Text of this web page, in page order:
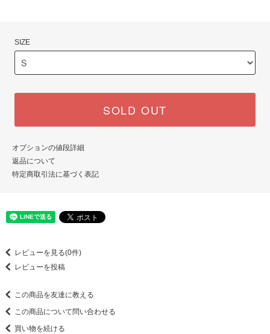
SIZE
SOLD OUT
オプションの値段詳細
返品について
特定商取引法に基づく表記
レビューを見る(0件)
レビューを投稿
この商品を友達に教える
この商品について問い合わせる
買い物を続ける